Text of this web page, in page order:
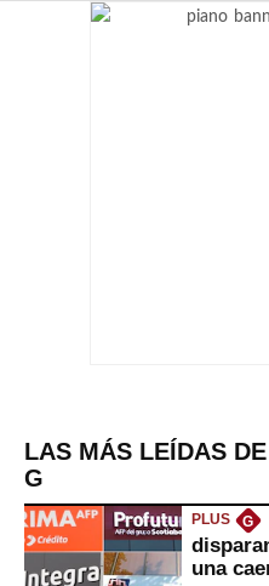
LAS MÁS LEÍDAS
G
PLUS G
una